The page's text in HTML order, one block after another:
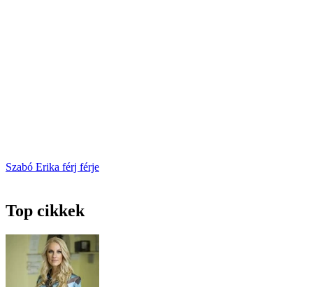
Szabó Erika férj férje
Top cikkek